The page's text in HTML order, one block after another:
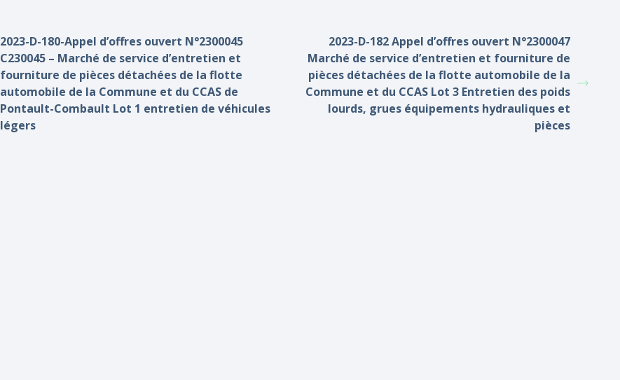
2023-D-180-Appel d’offres ouvert N°2300045
C230045 – Marché de service d’entretien et
fourniture de pièces détachées de la flotte
automobile de la Commune et du CCAS de
Pontault-Combault Lot 1 entretien de véhicules
légers
2023-D-182 Appel d’offres ouvert N°2300047
Marché de service d’entretien et fourniture de
pièces détachées de la flotte automobile de la
Commune et du CCAS Lot 3 Entretien des poids
lourds, grues équipements hydrauliques et
pièces